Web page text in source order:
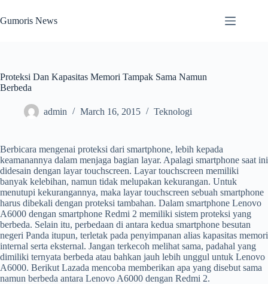
to
content
Gumoris News
Proteksi Dan Kapasitas Memori Tampak Sama Namun
Berbeda
admin March 16, 2015 Teknologi
Berbicara mengenai proteksi dari smartphone, lebih kepada
keamanannya dalam menjaga bagian layar. Apalagi smartphone saat ini
didesain dengan layar touchscreen. Layar touchscreen memiliki
banyak kelebihan, namun tidak melupakan kekurangan. Untuk
menutupi kekurangannya, maka layar touchscreen sebuah smartphone
harus dibekali dengan proteksi tambahan. Dalam smartphone Lenovo
A6000 dengan smartphone Redmi 2 memiliki sistem proteksi yang
berbeda. Selain itu, perbedaan di antara kedua smartphone besutan
negeri Panda itupun, terletak pada penyimpanan alias kapasitas memori
internal serta eksternal. Jangan terkecoh melihat sama, padahal yang
dimiliki ternyata berbeda atau bahkan jauh lebih unggul untuk Lenovo
A6000. Berikut Lazada mencoba memberikan apa yang disebut sama
namun berbeda antara Lenovo A6000 dengan Redmi 2.